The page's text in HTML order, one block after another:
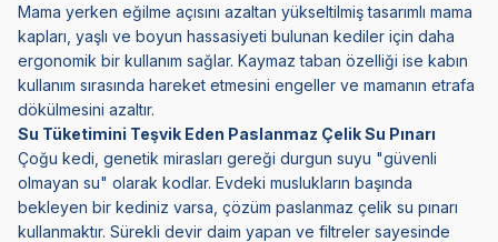
Mama yerken eğilme açısını azaltan yükseltilmiş tasarımlı mama
kapları, yaşlı ve boyun hassasiyeti bulunan kediler için daha
ergonomik bir kullanım sağlar. Kaymaz taban özelliği ise kabın
kullanım sırasında hareket etmesini engeller ve mamanın etrafa
dökülmesini azaltır.
Su Tüketimini Teşvik Eden Paslanmaz Çelik Su Pınarı
Çoğu kedi, genetik mirasları gereği durgun suyu "güvenli
olmayan su" olarak kodlar. Evdeki muslukların başında
bekleyen bir kediniz varsa, çözüm paslanmaz çelik su pınarı
kullanmaktır. Sürekli devir daim yapan ve filtreler sayesinde